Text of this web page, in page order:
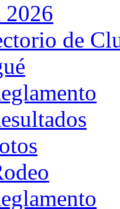
de